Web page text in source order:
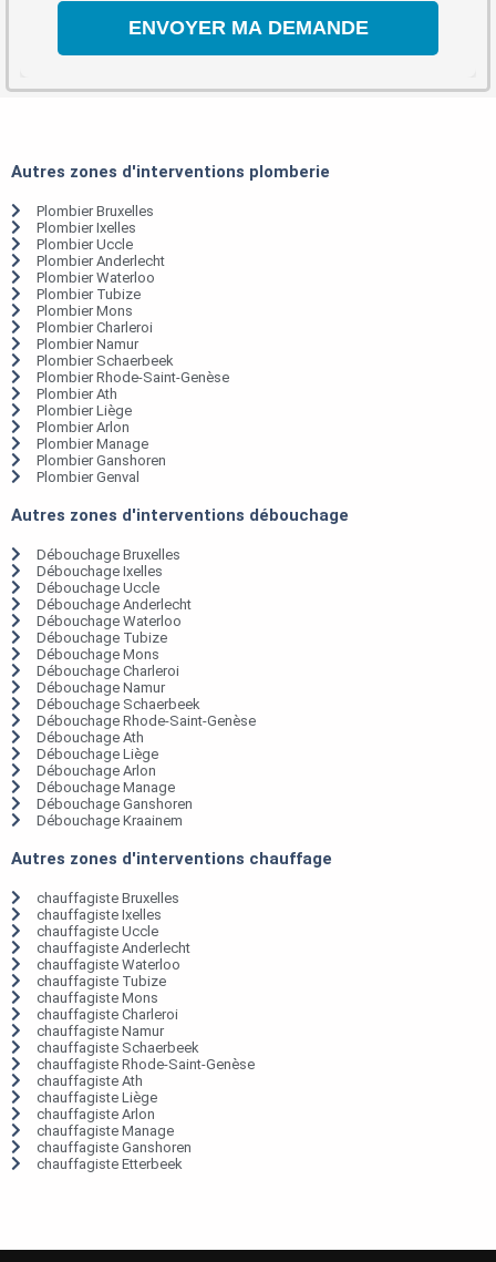
Autres zones d'interventions plomberie
Plombier Bruxelles
Plombier Ixelles
Plombier Uccle
Plombier Anderlecht
Plombier Waterloo
Plombier Tubize
Plombier Mons
Plombier Charleroi
Plombier Namur
Plombier Schaerbeek
Plombier Rhode-Saint-Genèse
Plombier Ath
Plombier Liège
Plombier Arlon
Plombier Manage
Plombier Ganshoren
Plombier Genval
Autres zones d'interventions débouchage
Débouchage Bruxelles
Débouchage Ixelles
Débouchage Uccle
Débouchage Anderlecht
Débouchage Waterloo
Débouchage Tubize
Débouchage Mons
Débouchage Charleroi
Débouchage Namur
Débouchage Schaerbeek
Débouchage Rhode-Saint-Genèse
Débouchage Ath
Débouchage Liège
Débouchage Arlon
Débouchage Manage
Débouchage Ganshoren
Débouchage Kraainem
Autres zones d'interventions chauffage
chauffagiste Bruxelles
chauffagiste Ixelles
chauffagiste Uccle
chauffagiste Anderlecht
chauffagiste Waterloo
chauffagiste Tubize
chauffagiste Mons
chauffagiste Charleroi
chauffagiste Namur
chauffagiste Schaerbeek
chauffagiste Rhode-Saint-Genèse
chauffagiste Ath
chauffagiste Liège
chauffagiste Arlon
chauffagiste Manage
chauffagiste Ganshoren
chauffagiste Etterbeek